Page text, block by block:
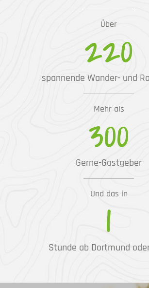
Über
220
spannende Wander- und
Mehr als
300
Gerne-Gastgeber
Und das in
1
Stunde ab Dortmund